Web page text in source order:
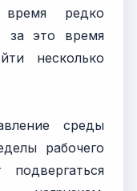
редко
за это время
несколько
среды
рабочего